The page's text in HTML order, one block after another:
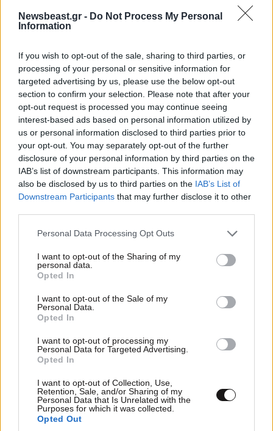
Newsbeast.gr - Do Not Process My Personal
Information
If you wish to opt-out of the sale, sharing to third parties, or
processing of your personal or sensitive information for
targeted advertising by us, please use the below opt-out
section to confirm your selection. Please note that after your
opt-out request is processed you may continue seeing
interest-based ads based on personal information utilized by
us or personal information disclosed to third parties prior to
your opt-out. You may separately opt-out of the further
disclosure of your personal information by third parties on the
IAB’s list of downstream participants. This information may
also be disclosed by us to third parties on the IAB’s List of
Downstream Participants that may further disclose it to other
Please note that this website/app uses one or more Google
not limited to your visit or usage behaviour. You may click to
grant or deny consent to Google and its third-party tags to
use your data for below specified purposes in below Google
consent section.
Personal Data Processing Opt Outs
I want to opt-out of the Sharing of my
personal data.
Opted In
I want to opt-out of the Sale of my
Personal Data.
Opted In
I want to opt-out of processing my
Personal Data for Targeted Advertising.
Opted In
I want to opt-out of Collection, Use,
Retention, Sale, and/or Sharing of my
Personal Data that Is Unrelated with the
Purposes for which it was collected.
Opted Out
Λέτε ότι υπάρχει πρόβλημα στέγης ... 😂😂😂
Απαντήστε 0
TRENDING
LIFESTYLE08·08·2026 09:01
σχέση που θυμίζει σενάριο ταινίας και μετρά
πάνω από τέσσερα χρόνια